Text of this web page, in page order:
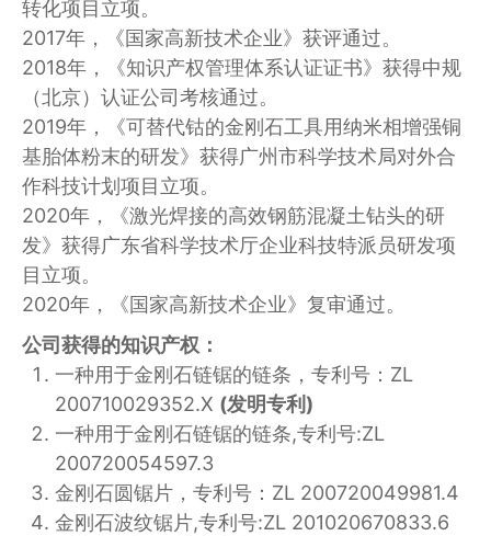
转化项目立项。
2017年，《国家高新技术企业》获评通过。
2018年，《知识产权管理体系认证证书》获得中规
（北京）认证公司考核通过。
2019年，《可替代钴的金刚石工具用纳米相增强铜
基胎体粉末的研发》获得广州市科学技术局对外合
作科技计划项目立项。
2020年，《激光焊接的高效钢筋混凝土钻头的研
发》获得广东省科学技术厅企业科技特派员研发项
目立项。
2020年，《国家高新技术企业》复审通过。
公司获得的知识产权：
一种用于金刚石链锯的链条，专利号：ZL
200710029352.X (发明专利)
一种用于金刚石链锯的链条,专利号:ZL
200720054597.3
金刚石圆锯片，专利号：ZL 200720049981.4
金刚石波纹锯片,专利号:ZL 201020670833.6